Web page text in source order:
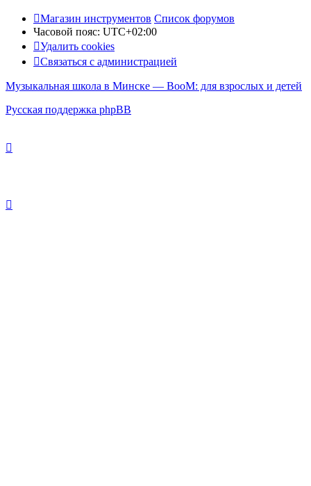
Магазин инструментов Список форумов
Часовой пояс: UTC+02:00
Удалить cookies
Связаться с администрацией
Музыкальная школа в Минске — BooM: для взрослых и детей
Русская поддержка phpBB